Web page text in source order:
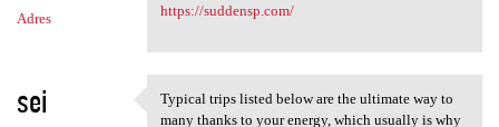
Adres
https://suddensp.com/
sei Typical trips listed below
Typical trips listed below are the ultimate way to
many thanks to your energy, which usually is why